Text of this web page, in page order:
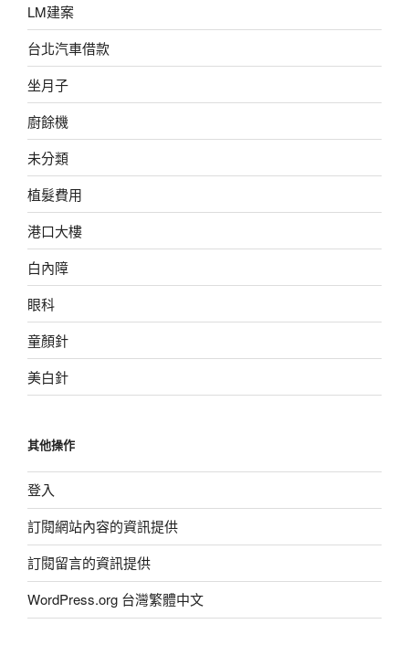
LM建案
台北汽車借款
坐月子
廚餘機
未分類
植髮費用
港口大樓
白內障
眼科
童顏針
美白針
其他操作
登入
訂閱網站內容的資訊提供
訂閱留言的資訊提供
WordPress.org 台灣繁體中文